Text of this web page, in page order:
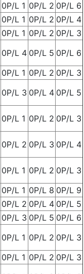
0P/L 1 0P/L 2 0P/L 6
0P/L 1 0P/L 2 0P/L 4
0P/L 1 0P/L 2 0P/L 3
0P/L 4 0P/L 5 0P/L 6
0P/L 1 0P/L 2 0P/L 3
0P/L 3 0P/L 4 0P/L 5
0P/L 1 0P/L 2 0P/L 3
0P/L 2 0P/L 3 0P/L 4
0P/L 1 0P/L 2 0P/L 3
0P/L 1 0P/L 8 0P/L 9
0P/L 2 0P/L 4 0P/L 5
0P/L 3 0P/L 5 0P/L 6
0P/L 1 0P/L 2 0P/L 3
0P/L 1 0P/L 2 0P/L 3